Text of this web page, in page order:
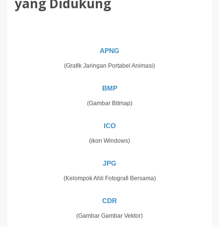
APNG
(Grafik Jaringan Portabel Animasi)
BMP
(Gambar Bitmap)
ICO
(ikon Windows)
JPG
(Kelompok Ahli Fotografi Bersama)
CDR
(Gambar Gambar Vektor)